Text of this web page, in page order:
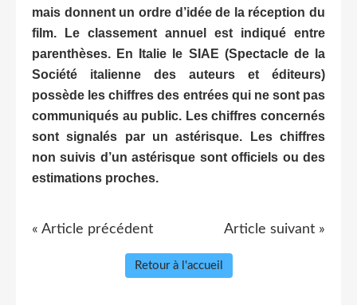
mais donnent un ordre d’idée de la réception du
film. Le classement annuel est indiqué entre
parenthèses. En Italie le SIAE (Spectacle de la
Société italienne des auteurs et éditeurs)
possède les chiffres des entrées qui ne sont pas
communiqués au public. Les chiffres concernés
sont signalés par un astérisque. Les chiffres
non suivis d’un astérisque sont officiels ou des
estimations proches.
« Article précédent Article suivant »
Retour à l'accueil